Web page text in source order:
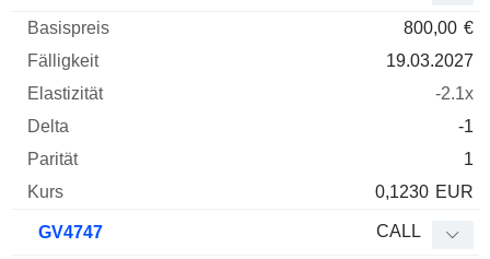
800,00 €
19.03.2027
-2.1x
-1
1
0,1230 EUR
GV4747 CALL